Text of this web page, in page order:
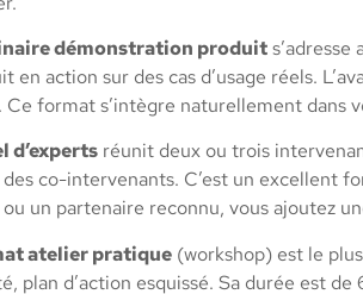
démonstration produit
en action sur des cas d’usage réels.
Ce format s’intègre naturellement
d’experts réunit deux ou trois
des co-intervenants. C’est un excellent
un partenaire reconnu, vous ajoutez
atelier pratique (workshop) est le
plan d’action esquissé. Sa durée est